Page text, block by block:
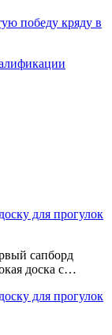
победу кряду в
для прогулок
сапборд
доска с…
для прогулок